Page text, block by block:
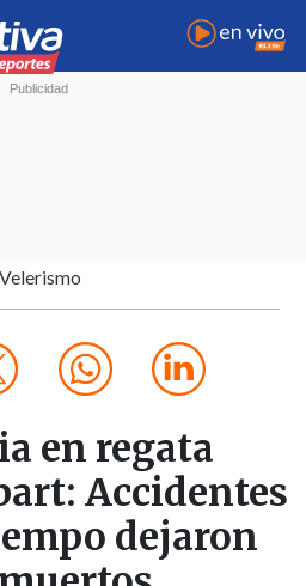
Velerismo
en regata
Accidentes
dejaron